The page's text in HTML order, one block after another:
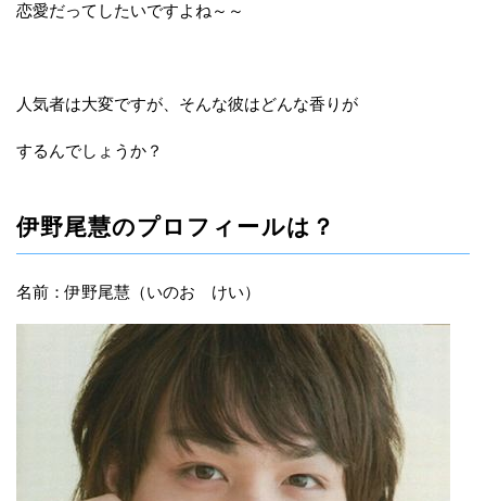
恋愛だってしたいですよね～～
人気者は大変ですが、そんな彼はどんな香りが
するんでしょうか？
伊野尾慧のプロフィールは？
名前：伊野尾慧（いのお けい）